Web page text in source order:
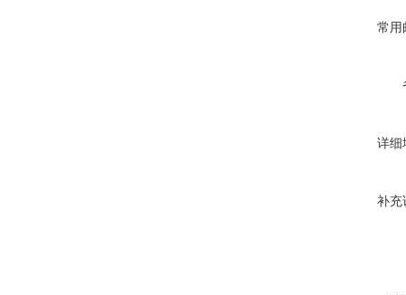
常用
详细
补充